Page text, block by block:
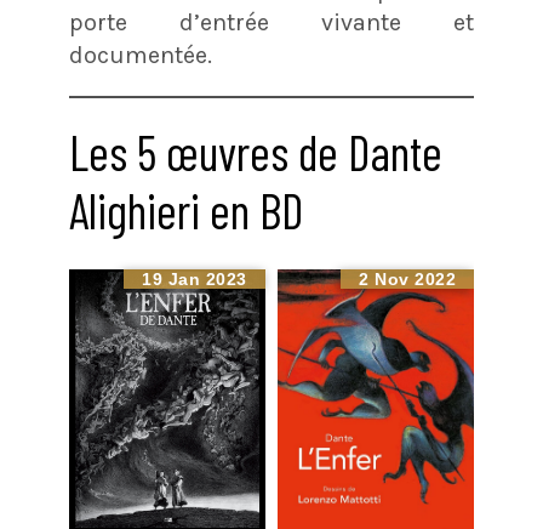
porte d’entrée vivante et
documentée.
Les 5 œuvres de Dante
Alighieri en BD
19 Jan 2023 2 Nov 2022